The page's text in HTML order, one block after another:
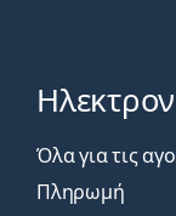
Όλα για τις
Πληρωμή